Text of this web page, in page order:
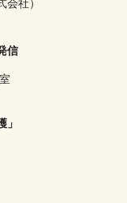
社）
信